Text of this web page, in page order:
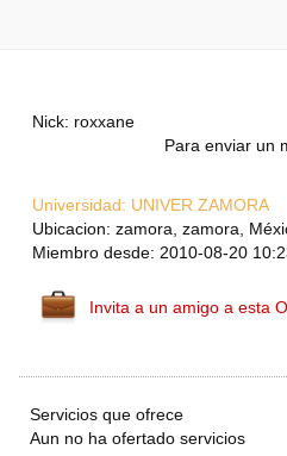
Nick: roxxane
Para enviar un
Universidad: UNIVER ZAMORA
Ubicacion: zamora, zamora,
Miembro desde: 2010-08-20
Invita a un amigo a esta
Servicios que ofrece
Aun no ha ofertado servicios